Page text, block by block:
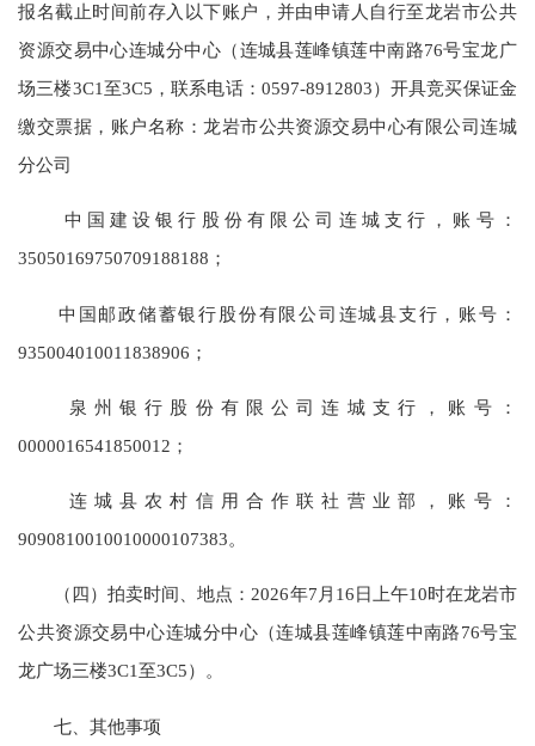
报名截止时间前存入以下账户，并由申请人自行至龙岩市公共
资源交易中心连城分中心（连城县莲峰镇莲中南路76号宝龙广
场三楼3C1至3C5，联系电话：0597-8912803）开具竞买保证金
缴交票据，账户名称：龙岩市公共资源交易中心有限公司连城
分公司
中国建设银行股份有限公司连城支行，账号：
35050169750709188188；
中国邮政储蓄银行股份有限公司连城县支行，账号：
935004010011838906；
泉州银行股份有限公司连城支行，账号：
0000016541850012；
连城县农村信用合作联社营业部，账号：
9090810010010000107383。
（四）拍卖时间、地点：2026年7月16日上午10时在龙岩市
公共资源交易中心连城分中心（连城县莲峰镇莲中南路76号宝
龙广场三楼3C1至3C5）。
七、其他事项